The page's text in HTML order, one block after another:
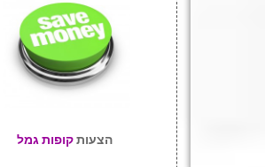
הצעותקופות גמל